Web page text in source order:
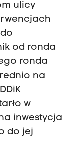
ulicy
od ronda
ronda
na
w
inwestycja
do jej